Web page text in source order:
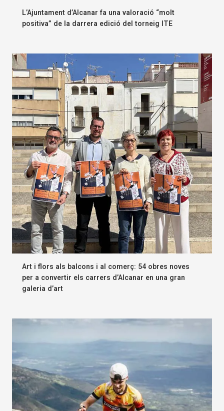
L’Ajuntament d’Alcanar fa una valoració “molt
positiva” de la darrera edició del torneig ITE
Art i flors als balcons i al comerç: 54 obres noves
per a convertir els carrers d’Alcanar en una gran
galeria d’art